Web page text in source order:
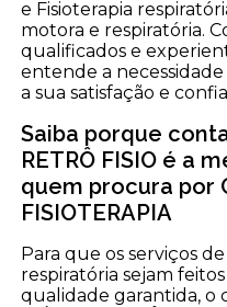
e Fisioterapia
motora e respiratória.
qualificados e
entende a
a sua satisfação e
Saiba porque
RETRÔ FISIO é a
quem procura por
FISIOTERAPIA
Para que os serviços
respiratória sejam
qualidade garantida, o